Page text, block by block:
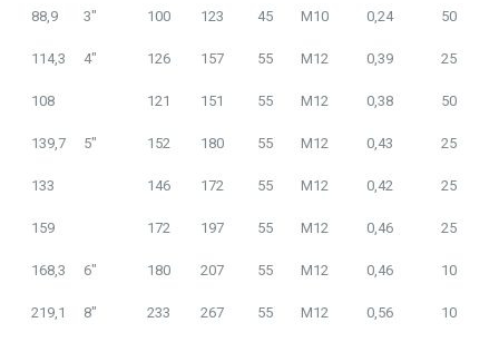
88,9 3″ 100 123 45 M10 0,24 50
114,3 4″ 126 157 55 M12 0,39 25
108 121 151 55 M12 0,38 50
139,7 5″ 152 180 55 M12 0,43 25
133 146 172 55 M12 0,42 25
159 172 197 55 M12 0,46 25
168,3 6″ 180 207 55 M12 0,46 10
219,1 8″ 233 267 55 M12 0,56 10